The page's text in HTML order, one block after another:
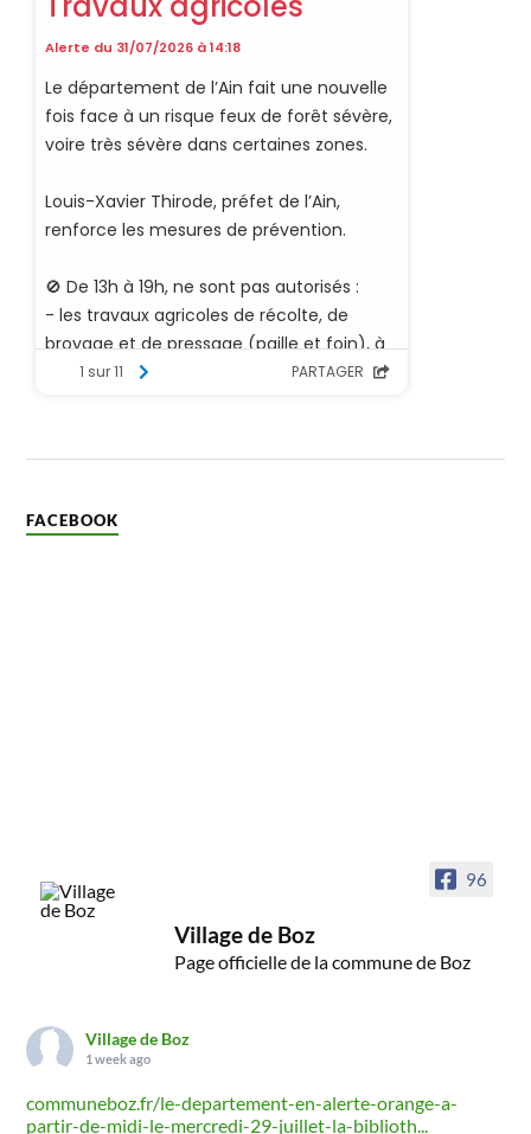
FACEBOOK
96
Village de Boz
Page officielle de la commune de Boz
Village de Boz
1 week ago
communeboz.fr/le-departement-en-alerte-orange-a-
partir-de-midi-le-mercredi-29-juillet-la-biblioth...